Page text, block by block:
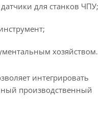
для станков ЧПУ;
хозяйством.
интегрировать
производственный